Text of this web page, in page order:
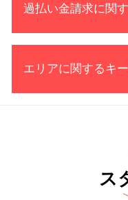
債務整理 種
司法書士 受
奨学金 自己
債務整理 期
個人再生 退
個人 自己
過払い金請求に関
お金 返還
過払い金 引
消費者金融
借金 過払い
借金 過払い
エリアに関するキ
過払い金請
借金問題 司
ス